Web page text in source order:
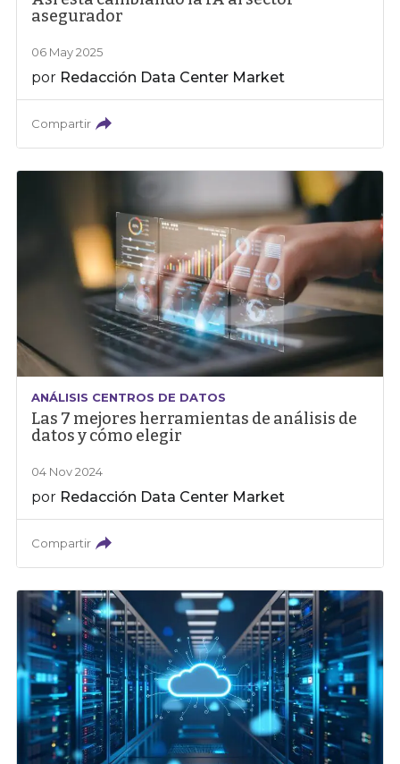
asegurador
06 May 2025
por Redacción Data Center Market
Compartir
ANÁLISIS CENTROS DE DATOS
Las 7 mejores herramientas de análisis de
datos y cómo elegir
04 Nov 2024
por Redacción Data Center Market
Compartir